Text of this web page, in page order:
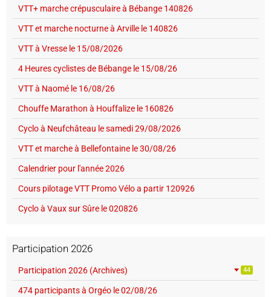
VTT+ marche crépusculaire à Bébange 140826
VTT et marche nocturne à Arville le 140826
VTT à Vresse le 15/08/2026
4 Heures cyclistes de Bébange le 15/08/26
VTT à Naomé le 16/08/26
Chouffe Marathon à Houffalize le 160826
Cyclo à Neufchâteau le samedi 29/08/2026
VTT et marche à Bellefontaine le 30/08/26
Calendrier pour l'année 2026
Cours pilotage VTT Promo Vélo a partir 120926
Cyclo à Vaux sur Sûre le 020826
Participation 2026
Participation 2026 (Archives) 44
474 participants à Orgéo le 02/08/26